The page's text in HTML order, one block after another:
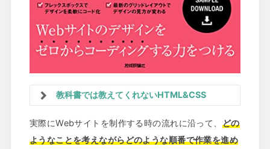
教科書では教えてくれないHTML&CSS
実際にWebサイトを制作する時の流れに沿って、 どの
ようなことを考えながらどのような順番で作業を進め